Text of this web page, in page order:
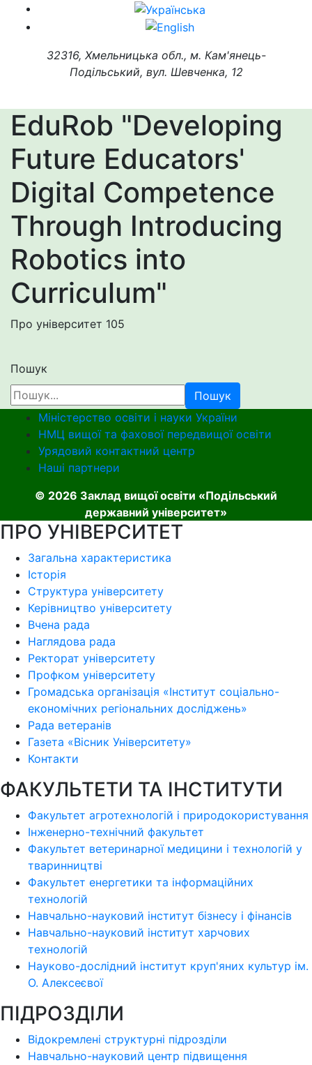
32316, Хмельницька обл., м. Кам'янець-
Подільський, вул. Шевченка, 12
EduRob "Developing
Future Educators'
Digital Competence
Through Introducing
Robotics into
Curriculum"
Про університет 105
Пошук
Пошук
Міністерство освіти і науки України
НМЦ вищої та фахової передвищої освіти
Урядовий контактний центр
Наші партнери
© 2026 Заклад вищої освіти «Подільський
державний університет»
ПРО УНІВЕРСИТЕТ
Загальна характеристика
Історія
Структура університету
Керівництво університету
Вчена рада
Наглядова рада
Ректорат університету
Профком університету
Громадська організація «Інститут соціально-
економічних регіональних досліджень»
Рада ветеранів
Газета «Вісник Університету»
Контакти
ФАКУЛЬТЕТИ ТА ІНСТИТУТИ
Факультет агротехнологій і природокористування
Інженерно-технічний факультет
Факультет ветеринарної медицини і технологій у
тваринництві
Факультет енергетики та інформаційних
технологій
Навчально-науковий інститут бізнесу і фінансів
Навчально-науковий інститут харчових
технологій
Науково-дослідний інститут круп'яних культур ім.
О. Алексеєвої
ПІДРОЗДІЛИ
Відокремлені структурні підрозділи
Навчально-науковий центр підвищення